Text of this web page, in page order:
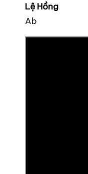
Lệ Hồng
Ab